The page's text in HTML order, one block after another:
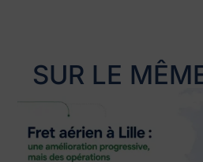
SUR LE